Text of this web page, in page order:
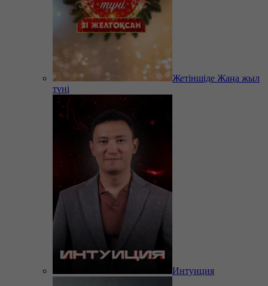
Жетіншіде Жаңа жыл
түні
Интуиция